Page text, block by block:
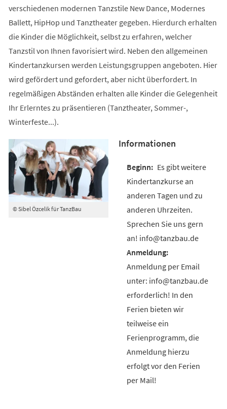
verschiedenen modernen Tanzstile New Dance, Modernes
Ballett, HipHop und Tanztheater gegeben. Hierdurch erhalten
die Kinder die Möglichkeit, selbst zu erfahren, welcher
Tanzstil von Ihnen favorisiert wird. Neben den allgemeinen
Kindertanzkursen werden Leistungsgruppen angeboten. Hier
wird gefördert und gefordert, aber nicht überfordert. In
regelmäßigen Abständen erhalten alle Kinder die Gelegenheit
Ihr Erlerntes zu präsentieren (Tanztheater, Sommer-,
Winterfeste...).
© Sibel Özcelik für TanzBau
Informationen
Es gibt weitere
Kindertanzkurse an
anderen Tagen und zu
anderen Uhrzeiten.
Sprechen Sie uns gern
an! info@tanzbau.de
Anmeldung per Email
unter: info@tanzbau.de
erforderlich! In den
Ferien bieten wir
teilweise ein
Ferienprogramm, die
Anmeldung hierzu
erfolgt vor den Ferien
per Mail!